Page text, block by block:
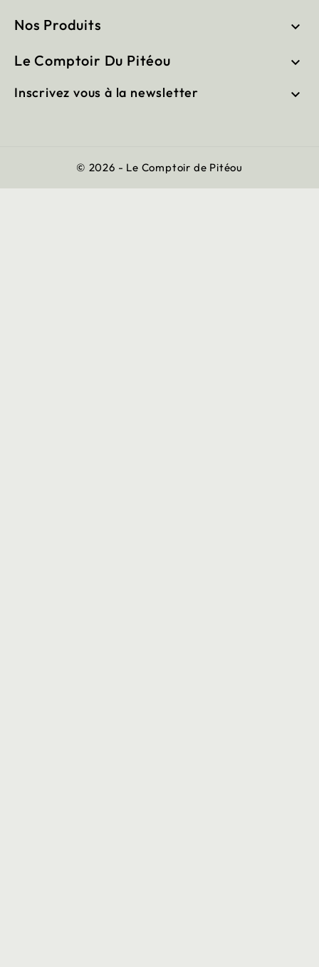
Nos Produits 
Le Comptoir Du Pitéou 
Inscrivez vous à la newsletter 
© 2026 - Le Comptoir de Pitéou